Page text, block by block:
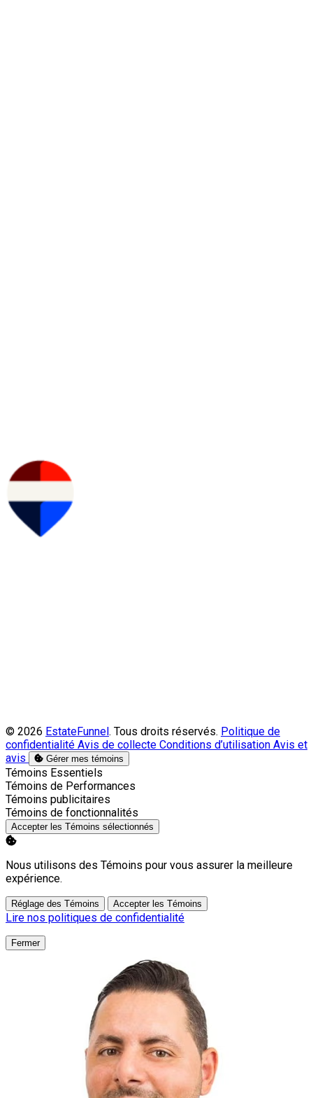
© 2026 EstateFunnel. Tous droits réservés. Politique de
confidentialité Avis de collecte Conditions d’utilisation Avis et
avis
Gérer mes témoins
Activer
Témoins Essentiels
Activer
Témoins de Performances
Activer
Témoins publicitaires
Activer
Témoins de fonctionnalités
Accepter les Témoins sélectionnés
Nous utilisons des Témoins pour vous assurer la meilleure
expérience.
Réglage des Témoins Accepter les Témoins
Lire nos politiques de confidentialité
Fermer